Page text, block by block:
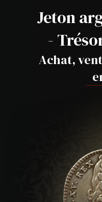
Jeton
-
Achat,